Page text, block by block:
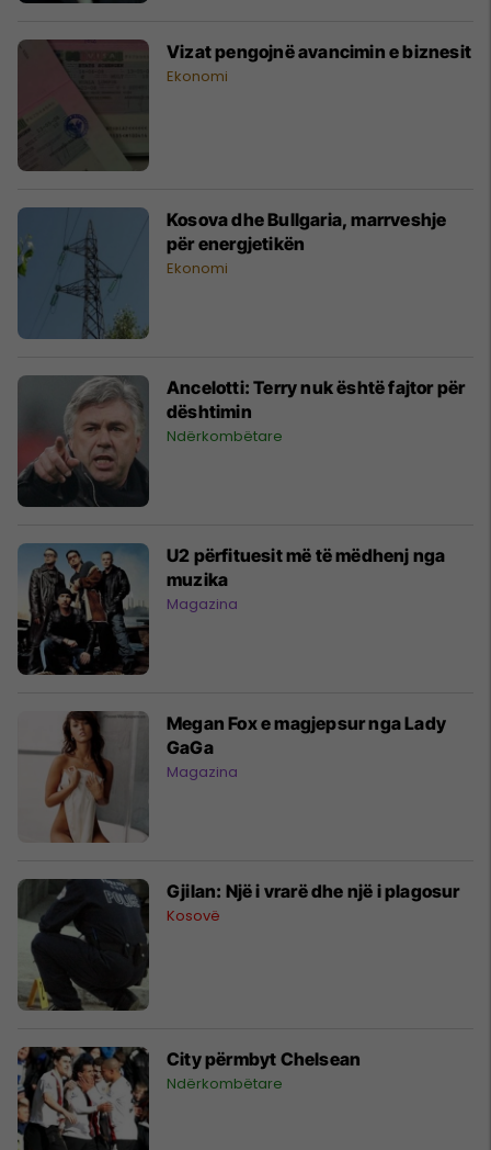
Vizat pengojnë avancimin e biznesit
Ekonomi
Kosova dhe Bullgaria, marrveshje
për energjetikën
Ekonomi
Ancelotti: Terry nuk është fajtor për
dështimin
Ndërkombëtare
U2 përfituesit më të mëdhenj nga
muzika
Magazina
Megan Fox e magjepsur nga Lady
GaGa
Magazina
Gjilan: Një i vrarë dhe një i plagosur
Kosovë
City përmbyt Chelsean
Ndërkombëtare